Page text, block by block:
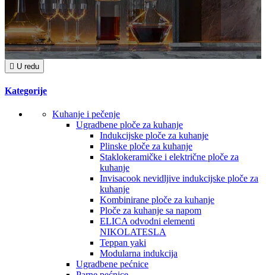
 U redu
Kategorije
Kuhanje i pečenje
Ugradbene ploče za kuhanje
Indukcijske ploče za kuhanje
Plinske ploče za kuhanje
Staklokeramičke i električne ploče za
kuhanje
Invisacook nevidljive indukcijske ploče za
kuhanje
Kombinirane ploče za kuhanje
Ploče za kuhanje sa napom
ELICA odvodni elementi
NIKOLATESLA
Teppan yaki
Modularna indukcija
Ugradbene pećnice